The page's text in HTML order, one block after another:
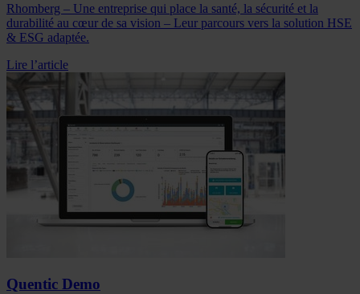
Rhomberg – Une entreprise qui place la santé, la sécurité et la
durabilité au cœur de sa vision – Leur parcours vers la solution HSE
& ESG adaptée.
Lire l’article
Quentic Demo